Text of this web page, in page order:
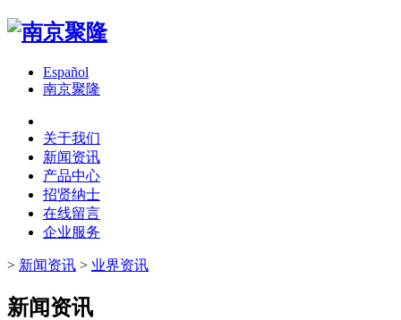
Español
南京聚隆
关于我们
新闻资讯
产品中心
招贤纳士
在线留言
企业服务
> 新闻资讯 > 业界资讯
新闻资讯